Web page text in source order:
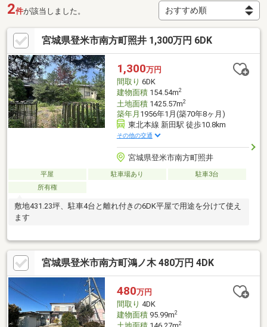
2件が該当しました。
宮城県登米市南方町照井 1,300万円 6DK
1,300万円
間取り 6DK
建物面積154.54m2
土地面積1425.57m2
築年月 1956年1月(築70年8ヶ月)
東北本線 新田駅 徒歩10.8km
その他の交通
宮城県登米市南方町照井
平屋 駐車場あり
駐車3台
所有権
敷地431.23坪、駐車4台と離れ付きの6DK平屋で用途を分けて使え
ます
宮城県登米市南方町鴻ノ木 480万円 4DK
480万円
間取り 4DK
建物面積95.99m2
2